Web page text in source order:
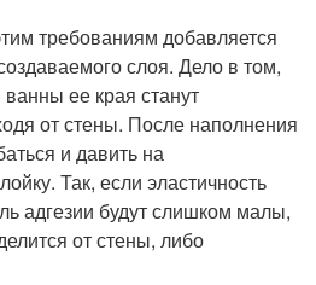
требованиям добавляется
слоя. Дело в том,
ее края станут
от стены. После наполнения
и давить на
Так, если эластичность
адгезии будут слишком малы,
от стены, либо